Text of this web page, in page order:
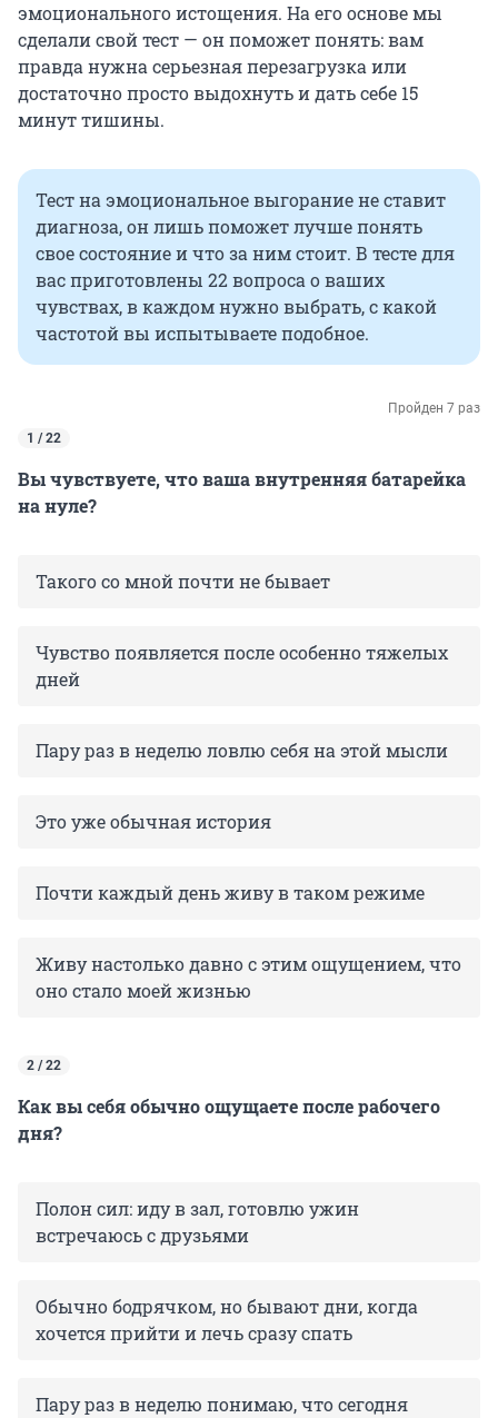
эмоционального истощения. На его основе мы
сделали свой тест — он поможет понять: вам
правда нужна серьезная перезагрузка или
достаточно просто выдохнуть и дать себе 15
минут тишины.
Тест на эмоциональное выгорание не ставит
диагноза, он лишь поможет лучше понять
свое состояние и что за ним стоит. В тесте для
вас приготовлены 22 вопроса о ваших
чувствах, в каждом нужно выбрать, с какой
частотой вы испытываете подобное.
Пройден 7 раз
1 / 22
Вы чувствуете, что ваша внутренняя батарейка
на нуле?
Такого со мной почти не бывает
Чувство появляется после особенно тяжелых
дней
Пару раз в неделю ловлю себя на этой мысли
Это уже обычная история
Почти каждый день живу в таком режиме
Живу настолько давно с этим ощущением, что
оно стало моей жизнью
2 / 22
Как вы себя обычно ощущаете после рабочего
дня?
Полон сил: иду в зал, готовлю ужин
встречаюсь с друзьями
Обычно бодрячком, но бывают дни, когда
хочется прийти и лечь сразу спать
Пару раз в неделю понимаю, что сегодня